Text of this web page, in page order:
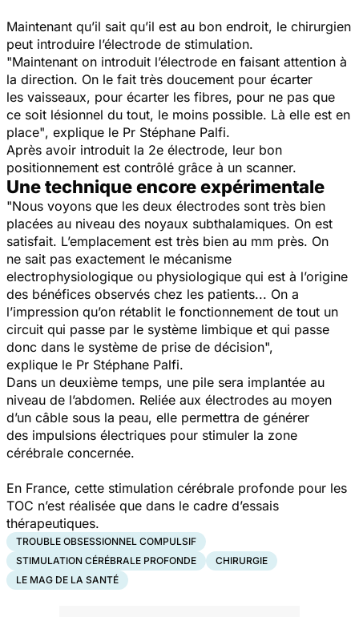
Maintenant qu’il sait qu’il est au bon endroit, le chirurgien
peut introduire l’électrode de stimulation.
"Maintenant on introduit l’électrode en faisant attention à
la direction. On le fait très doucement pour écarter
les vaisseaux, pour écarter les fibres, pour ne pas que
ce soit lésionnel du tout, le moins possible. Là elle est en
place", explique le Pr Stéphane Palfi.
Après avoir introduit la 2e électrode, leur bon
positionnement est contrôlé grâce à un scanner.
Une technique encore expérimentale
"Nous voyons que les deux électrodes sont très bien
placées au niveau des noyaux subthalamiques. On est
satisfait. L’emplacement est très bien au mm près. On
ne sait pas exactement le mécanisme
electrophysiologique ou physiologique qui est à l’origine
des bénéfices observés chez les patients... On a
l’impression qu’on rétablit le fonctionnement de tout un
circuit qui passe par le système limbique et qui passe
donc dans le système de prise de décision",
explique le Pr Stéphane Palfi.
Dans un deuxième temps, une pile sera implantée au
niveau de l’abdomen. Reliée aux électrodes au moyen
d’un câble sous la peau, elle permettra de générer
des impulsions électriques pour stimuler la zone
cérébrale concernée.
En France, cette stimulation cérébrale profonde pour les
TOC n’est réalisée que dans le cadre d’essais
thérapeutiques.
TROUBLE OBSESSIONNEL COMPULSIF
STIMULATION CÉRÉBRALE PROFONDE
CHIRURGIE
LE MAG DE LA SANTÉ